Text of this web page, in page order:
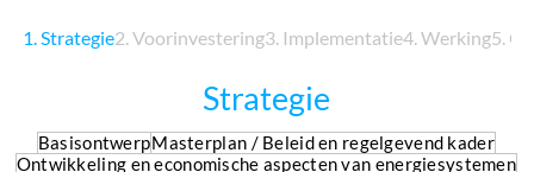
1. Strategie2. Voorinvestering3. Implementatie4. Werking5.
Strategie
BasisontwerpMasterplan / Beleid en regelgevend kader
Ontwikkeling en economische aspecten van energiesystemen